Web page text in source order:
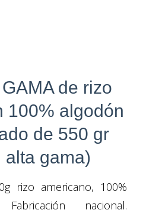
de rizo
100% algodón
de 550 gr
alta gama)
rizo americano, 100%
nacional.